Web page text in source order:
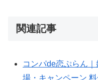
AIPW-
4o-
関連記事
コンパde恋ぷらん
場・キャンペーン